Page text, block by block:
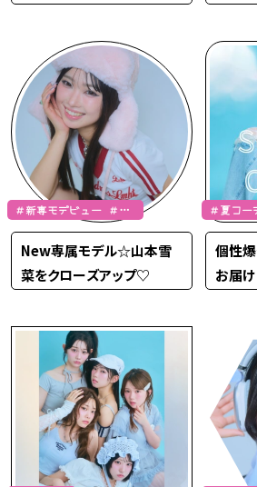
＃新専モデビュー ＃山
本雪菜
New専属モデル☆山本雪
菜をクローズアップ♡
＃夏コー
個性
お届け